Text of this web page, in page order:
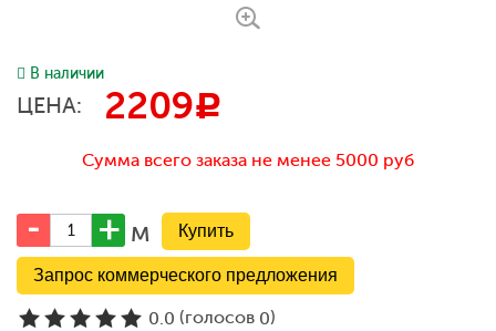
В наличии
ЦЕНА: 2209c
Сумма всего заказа не менее 5000 руб
м
Запрос коммерческого предложения
0.0 (голосов 0)